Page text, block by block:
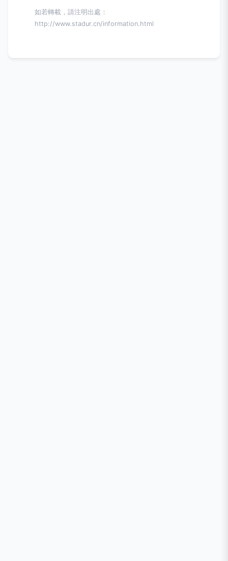
如若轉載，請注明出處：
http://www.stadur.cn/information.html